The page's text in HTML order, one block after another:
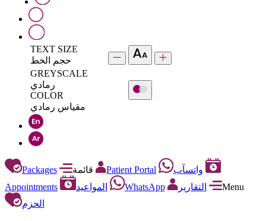
TEXT SIZE
حجم الخط
GREYSCALE
رمادي
COLOR
مقياس رمادي
Packages Patient Portal
واتسآب
Appointments
المواعيد WhatsApp التقارير
Menu
الحزم